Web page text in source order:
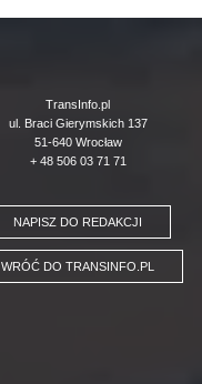
TransInfo.pl
ul. Braci Gierymskich 137
51-640 Wrocław
+ 48 506 03 71 71
NAPISZ DO REDAKCJI
WRÓĆ DO TRANSINFO.PL